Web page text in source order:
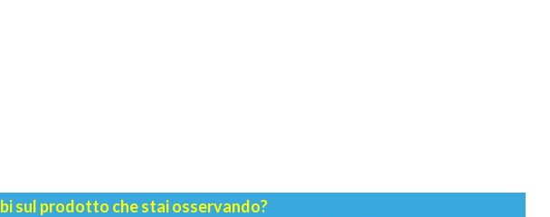
sul prodotto che stai osservando?